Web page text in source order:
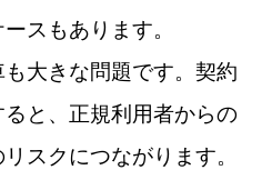
スもあります。
大きな問題です。契約
と、正規利用者からの
スクにつながります。